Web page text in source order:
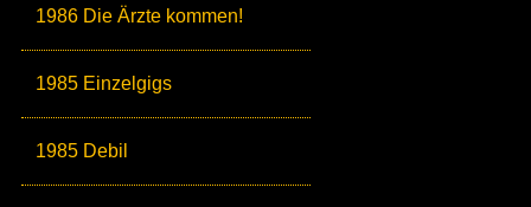
1986 Die Ärzte kommen!
1985 Einzelgigs
1985 Debil